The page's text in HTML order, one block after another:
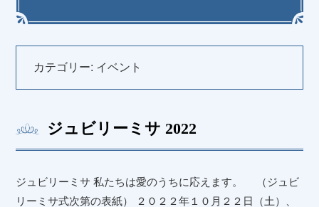
カテゴリー: イベント
ジュビリーミサ 2022
ジュビリーミサ 私たちは愛のうちに応えます。 （ジュビ
リーミサ式次第の表紙） ２０２２年１０月２２日（土）、